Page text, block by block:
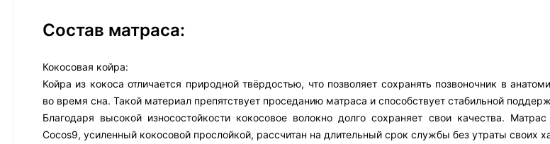
Состав матраса:
Кокосовая койра:
Койра из кокоса отличается природной твёрдостью, что позволяет сохранять позвоночник в
во время сна. Такой материал препятствует проседанию матраса и способствует стабильной
Благодаря высокой износостойкости кокосовое волокно долго сохраняет свои качества.
Cocos9, усиленный кокосовой прослойкой, рассчитан на длительный срок службы без утраты своих